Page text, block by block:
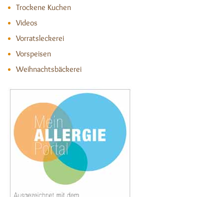
Trockene Kuchen
Videos
Vorratsleckerei
Vorspeisen
Weihnachtsbäckerei